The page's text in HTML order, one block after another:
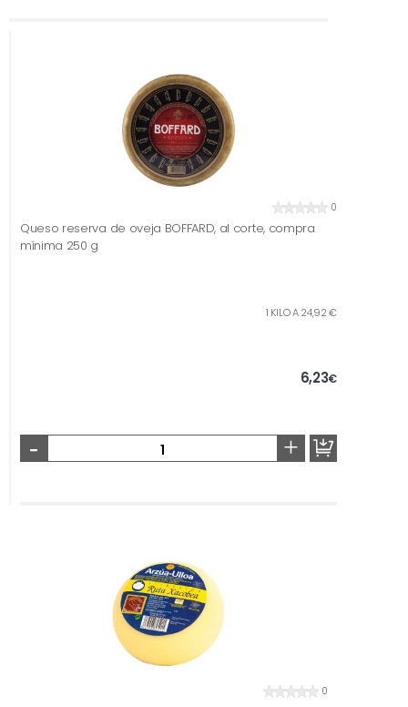
0
Queso reserva de oveja BOFFARD, al corte, compra
mínima 250 g
1 KILO A 24,92 €
6,23€
- +
0